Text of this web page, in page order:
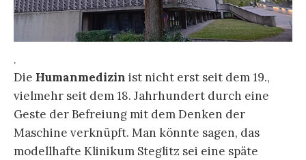
.
Die Humanmedizin ist nicht erst seit dem 19.,
vielmehr seit dem 18. Jahrhundert durch eine
Geste der Befreiung mit dem Denken der
Maschine verknüpft. Man könnte sagen, das
modellhafte Klinikum Steglitz sei eine späte